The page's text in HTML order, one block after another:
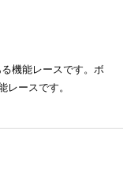
機能レースです。ボ
レースです。